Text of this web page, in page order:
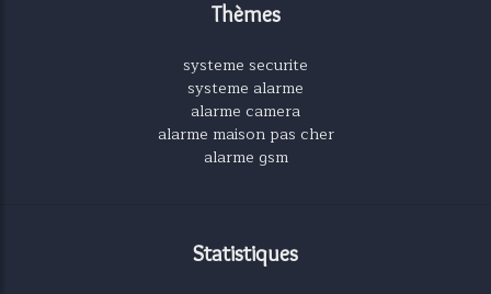
Thèmes
systeme securite
systeme alarme
alarme camera
alarme maison pas cher
alarme gsm
Statistiques